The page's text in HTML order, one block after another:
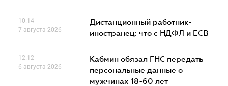
10.14
7 августа 2026
Дистанционный работник-
иностранец: что с НДФЛ и ЕСВ
12.12
6 августа 2026
Кабмин обязал ГНС передать
персональные данные о
мужчинах 18-60 лет